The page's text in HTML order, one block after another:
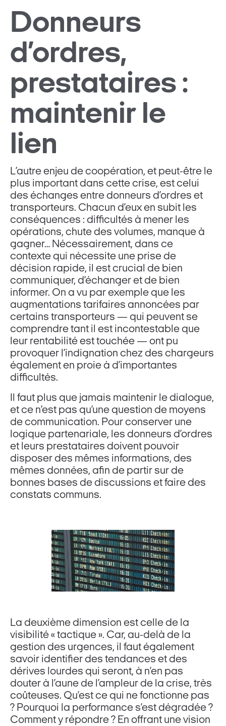
Donneurs
d’ordres,
prestataires :
maintenir le
lien
L’autre enjeu de coopération, et peut-être le
plus important dans cette crise, est celui
des échanges entre donneurs d’ordres et
transporteurs. Chacun d’eux en subit les
conséquences : difficultés à mener les
opérations, chute des volumes, manque à
gagner… Nécessairement, dans ce
contexte qui nécessite une prise de
décision rapide, il est crucial de bien
communiquer, d’échanger et de bien
informer. On a vu par exemple que les
augmentations tarifaires annoncées par
certains transporteurs — qui peuvent se
comprendre tant il est incontestable que
leur rentabilité est touchée — ont pu
provoquer l’indignation chez des chargeurs
également en proie à d’importantes
difficultés.
Il faut plus que jamais maintenir le dialogue,
et ce n’est pas qu’une question de moyens
de communication. Pour conserver une
logique partenariale, les donneurs d’ordres
et leurs prestataires doivent pouvoir
disposer des mêmes informations, des
mêmes données, afin de partir sur de
bonnes bases de discussions et faire des
constats communs.
La deuxième dimension est celle de la
visibilité « tactique ». Car, au-delà de la
gestion des urgences, il faut également
savoir identifier des tendances et des
dérives lourdes qui seront, à n’en pas
douter à l’aune de l’ampleur de la crise, très
coûteuses. Qu’est ce qui ne fonctionne pas
? Pourquoi la performance s’est dégradée ?
Comment y répondre ? En offrant une vision